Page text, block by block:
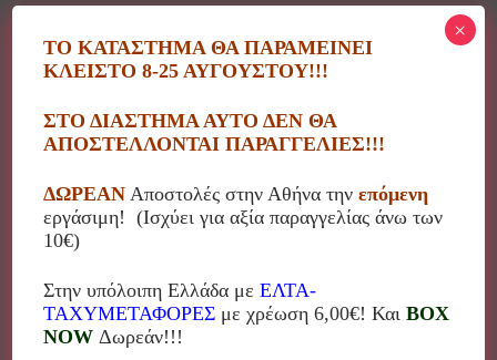
προσωποποιημένα, δωράκια με ευχές, μηνύματα,
συμβουλές!
Το προϊόν είναι εξ’ολοκλήρου χειροποίητο οπότε
κτλ.
Σχετικά προϊόντα
ΤΟ ΚΑΤΑΣΤΗΜΑ ΘΑ ΠΑΡΑΜΕΙΝΕΙ
ΚΛΕΙΣΤΟ 8-25 ΑΥΓΟΥΣΤΟΥ!!!
ΣΤΟ ΔΙΑΣΤΗΜΑ ΑΥΤΟ ΔΕΝ ΘΑ
ΑΠΟΣΤΕΛΛΟΝΤΑΙ ΠΑΡΑΓΓΕΛΙΕΣ!!!
ΔΩΡΕΑΝ Αποστολές στην Αθήνα τηνεπόμενη
εργάσιμη! (Ισχύει για αξία παραγγελίας άνω των
10€)
Στην υπόλοιπη Ελλάδα μεΕΛΤΑ-
ΤΑΧΥΜΕΤΑΦΟΡΕΣ με χρέωση 6,00€! ΚαιBOX
NOW Δωρεάν!!!
×